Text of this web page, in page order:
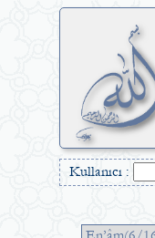
Kullanıcı :